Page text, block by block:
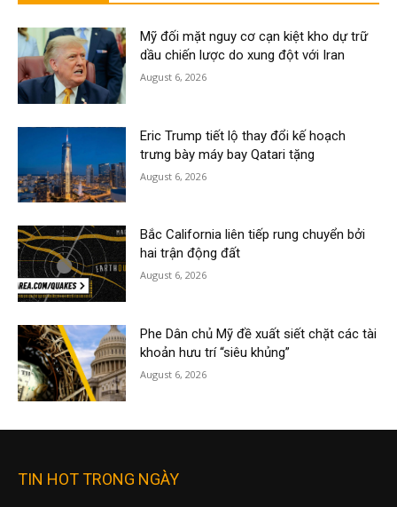
Mỹ đối mặt nguy cơ cạn kiệt kho dự trữ
dầu chiến lược do xung đột với Iran
August 6, 2026
Eric Trump tiết lộ thay đổi kế hoạch
trưng bày máy bay Qatari tặng
August 6, 2026
Bắc California liên tiếp rung chuyển bởi
hai trận động đất
August 6, 2026
Phe Dân chủ Mỹ đề xuất siết chặt các tài
khoản hưu trí “siêu khủng”
August 6, 2026
TIN HOT TRONG NGÀY